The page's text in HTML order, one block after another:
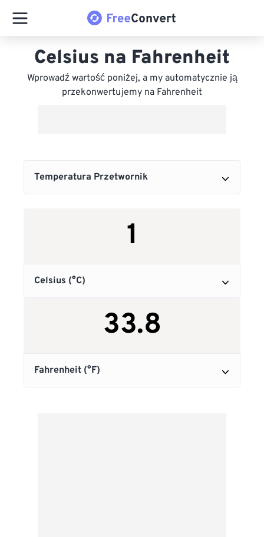
Celsius na Fahrenheit
Wprowadź wartość poniżej, a my automatycznie ją
przekonwertujemy na Fahrenheit